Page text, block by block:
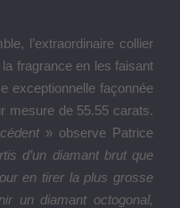
l’extraordinaire collier
fragrance en les faisant
exceptionnelle façonnée
mesure de 55.55 carats.
» observe Patrice
d’un diamant brut que
en tirer la plus grosse
un diamant octogonal,